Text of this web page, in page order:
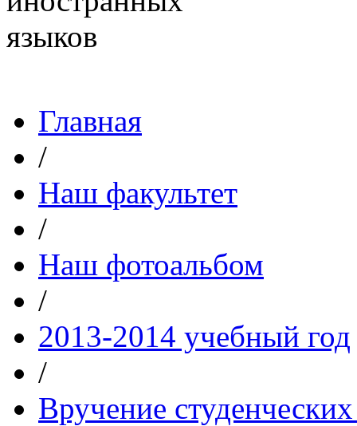
Главная
/
Наш факультет
/
Наш фотоальбом
/
2013-2014 учебный год
/
Вручение